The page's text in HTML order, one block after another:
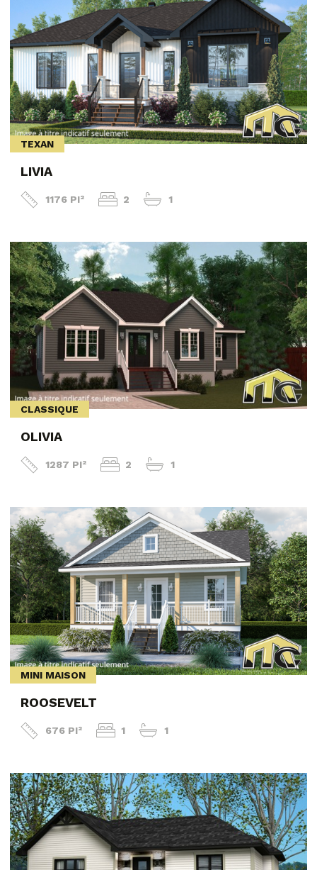
TEXAN
LIVIA
1176 PI² 2 1
CLASSIQUE
OLIVIA
1287 PI² 2 1
MINI MAISON
ROOSEVELT
676 PI² 1 1